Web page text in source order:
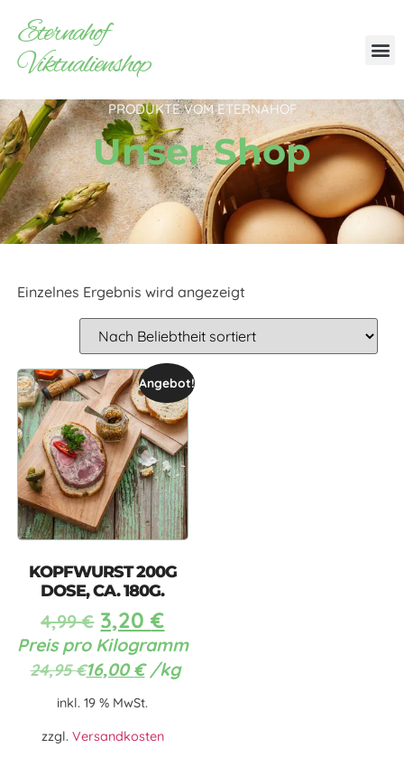
Eternahof
Viktualienshop
PRODUKTE VOM ETERNAHOF
Unser Shop
Einzelnes Ergebnis wird angezeigt
Angebot!
KOPFWURST 200G
DOSE, CA. 180G.
4,99€ 3,20€
Preis pro Kilogramm
24,95€16,00€ /kg
inkl. 19 % MwSt.
zzgl. Versandkosten